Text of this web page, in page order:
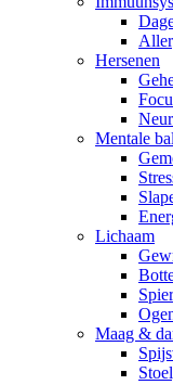
Hersenen
Mentale
Lichaam
Maag &